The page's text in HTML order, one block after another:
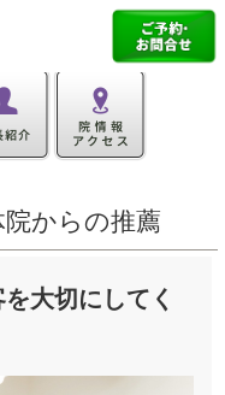
からの推薦
大切にしてく